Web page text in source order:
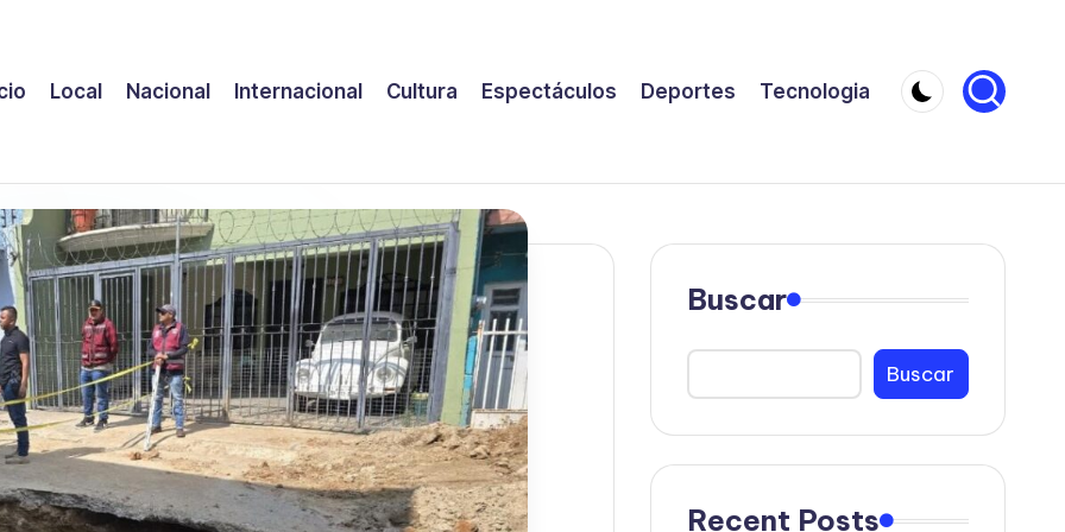
Local Nacional Internacional Cultura Espectáculos Deportes Tecnologia
Buscar
Buscar
Recent Posts